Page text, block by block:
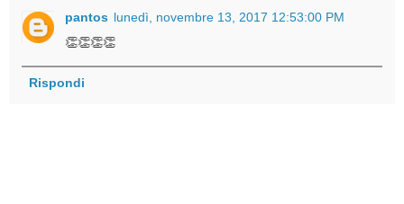
pantos lunedì, novembre 13, 2017 12:53:00 PM
👏👏👏👏
Rispondi